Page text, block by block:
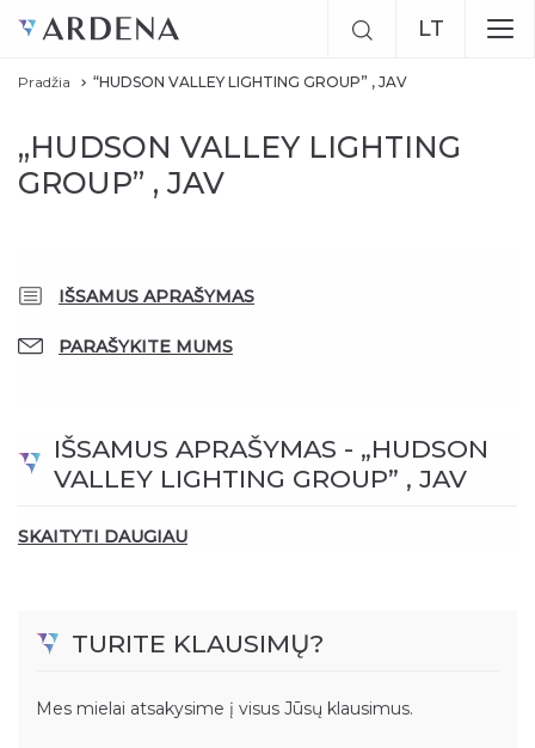
LT
RU
Pradžia “HUDSON VALLEY LIGHTING GROUP” , JAV
„HUDSON VALLEY LIGHTING
GROUP” , JAV
IŠSAMUS APRAŠYMAS
PARAŠYKITE MUMS
IŠSAMUS APRAŠYMAS - „HUDSON
VALLEY LIGHTING GROUP” , JAV
SKAITYTI DAUGIAU
TURITE KLAUSIMŲ?
Mes mielai atsakysime į visus Jūsų klausimus.